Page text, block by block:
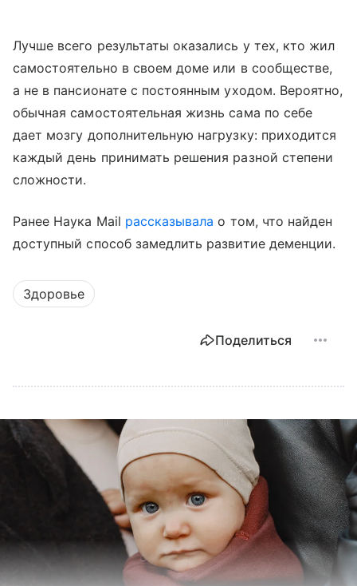
Лучше всего результаты оказались у тех, кто жил
самостоятельно в своем доме или в сообществе,
а не в пансионате с постоянным уходом. Вероятно,
обычная самостоятельная жизнь сама по себе
дает мозгу дополнительную нагрузку: приходится
каждый день принимать решения разной степени
сложности.
Ранее Наука Mail рассказывала о том, что найден
доступный способ замедлить развитие деменции.
Здоровье
Поделиться